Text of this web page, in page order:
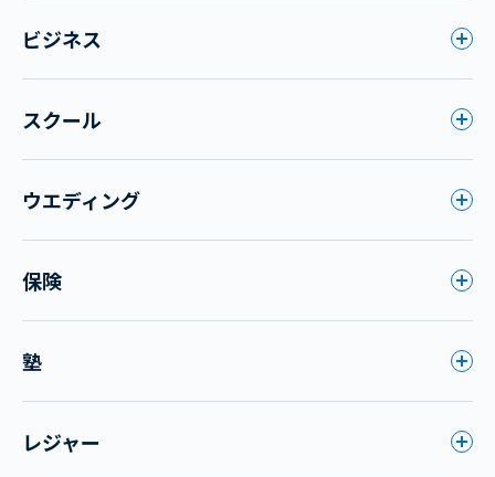
ビジネス
スクール
ウエディング
保険
塾
レジャー